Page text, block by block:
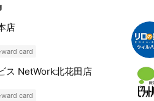
店
card
ス NetWork北花田店
card